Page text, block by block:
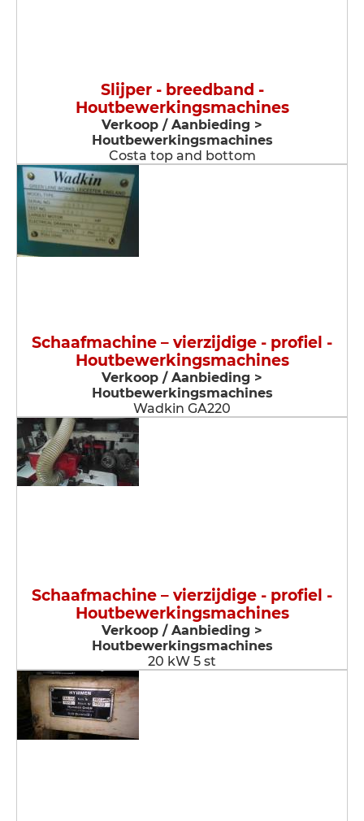
Slijper - breedband -
Houtbewerkingsmachines
Verkoop / Aanbieding >
Houtbewerkingsmachines
Costa top and bottom
Schaafmachine – vierzijdige - profiel -
Houtbewerkingsmachines
Verkoop / Aanbieding >
Houtbewerkingsmachines
Wadkin GA220
Schaafmachine – vierzijdige - profiel -
Houtbewerkingsmachines
Verkoop / Aanbieding >
Houtbewerkingsmachines
20 kW 5 st